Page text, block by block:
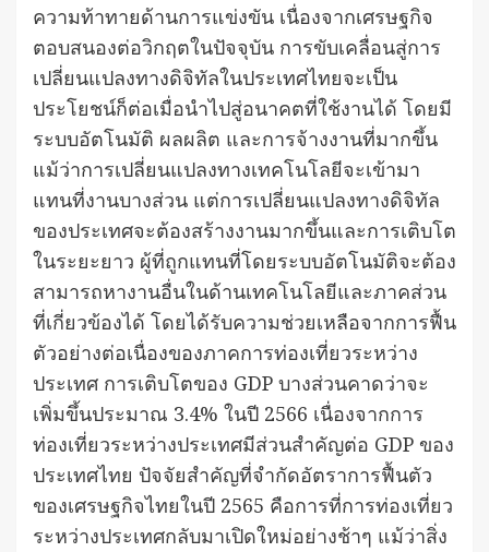
ความท้าทายด้านการแข่งขัน เนื่องจากเศรษฐกิจ
ตอบสนองต่อวิกฤตในปัจจุบัน การขับเคลื่อนสู่การ
เปลี่ยนแปลงทางดิจิทัลในประเทศไทยจะเป็น
ประโยชน์ก็ต่อเมื่อนำไปสู่อนาคตที่ใช้งานได้ โดยมี
ระบบอัตโนมัติ ผลผลิต และการจ้างงานที่มากขึ้น
แม้ว่าการเปลี่ยนแปลงทางเทคโนโลยีจะเข้ามา
แทนที่งานบางส่วน แต่การเปลี่ยนแปลงทางดิจิทัล
ของประเทศจะต้องสร้างงานมากขึ้นและการเติบโต
ในระยะยาว ผู้ที่ถูกแทนที่โดยระบบอัตโนมัติจะต้อง
สามารถหางานอื่นในด้านเทคโนโลยีและภาคส่วน
ที่เกี่ยวข้องได้ โดยได้รับความช่วยเหลือจากการฟื้น
ตัวอย่างต่อเนื่องของภาคการท่องเที่ยวระหว่าง
ประเทศ การเติบโตของ GDP บางส่วนคาดว่าจะ
เพิ่มขึ้นประมาณ 3.4% ในปี 2566 เนื่องจากการ
ท่องเที่ยวระหว่างประเทศมีส่วนสำคัญต่อ GDP ของ
ประเทศไทย ปัจจัยสำคัญที่จำกัดอัตราการฟื้นตัว
ของเศรษฐกิจไทยในปี 2565 คือการที่การท่องเที่ยว
ระหว่างประเทศกลับมาเปิดใหม่อย่างช้าๆ แม้ว่าสิ่ง